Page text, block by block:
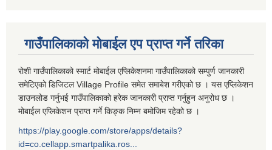
गाउँपालिकाको मोबाईल एप प्राप्त गर्ने तरिका
रोशी गाउँपालिकाको स्मार्ट मोबाईल एप्लिकेशनमा गाउँपालिकाको सम्पुर्ण जानकारी
समेटिएको डिजिटल Village Profile समेत समाबेश गरीएको छ । यस एप्लिकेशन
डाउनलोड गर्नुभई गाउँपालिकाको हरेक जानकारी प्राप्त गर्नुहुन अनुरोध छ ।
मोबाईल एप्लिकेशन प्राप्त गर्ने किङ्क निम्न बमोजिम रहेको छ ।
https://play.google.com/store/apps/details?
id=co.cellapp.smartpalika.ros...